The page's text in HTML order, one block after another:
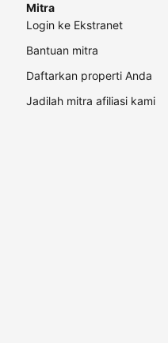
Mitra
Login ke Ekstranet
Bantuan mitra
Daftarkan properti Anda
Jadilah mitra afiliasi kami